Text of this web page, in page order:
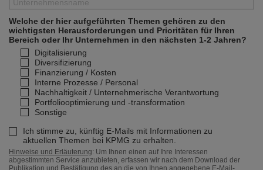
Welche der hier aufgeführten Themen gehören zu den
wichtigsten Herausforderungen und Prioritäten für Ihren
Bereich oder Ihr Unternehmen in den nächsten 1-2 Jahren?
Digitalisierung
Diversifizierung
Finanzierung / Kosten
Interne Prozesse / Personal
Nachhaltigkeit / Unternehmerische Verantwortung
Portfoliooptimierung und -transformation
Sonstige
Hinweise und Erläuterung: Um Ihnen einen auf Ihre Interessen
abgestimmten Service anzubieten, erfassen wir nach dem Download der
Publikation und Bestätigung des an die von Ihnen angegebene E-Mail-
Ich stimme zu, künftig E-Mails mit Informationen zu
aktuellen Themen bei KPMG zu erhalten.